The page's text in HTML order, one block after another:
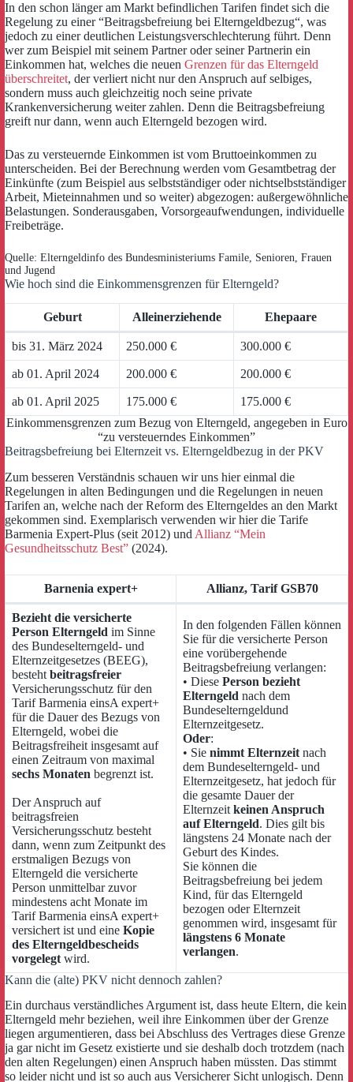
In den schon länger am Markt befindlichen Tarifen findet sich die
Regelung zu einer “Beitragsbefreiung bei Elterngeldbezug“, was
jedoch zu einer deutlichen Leistungsverschlechterung führt. Denn
wer zum Beispiel mit seinem Partner oder seiner Partnerin ein
Einkommen hat, welches die neuen Grenzen für das Elterngeld
überschreitet, der verliert nicht nur den Anspruch auf selbiges,
sondern muss auch gleichzeitig noch seine private
Krankenversicherung weiter zahlen. Denn die Beitragsbefreiung
greift nur dann, wenn auch Elterngeld bezogen wird.
Das zu versteuernde Einkommen ist vom Bruttoeinkommen zu
unterscheiden. Bei der Berechnung werden vom Gesamtbetrag der
Einkünfte (zum Beispiel aus selbstständiger oder nichtselbstständiger
Arbeit, Mieteinnahmen und so weiter) abgezogen: außergewöhnliche
Belastungen. Sonderausgaben, Vorsorgeaufwendungen, individuelle
Freibeträge.
Quelle: Elterngeldinfo des Bundesministeriums Famile, Senioren, Frauen
und Jugend
Wie hoch sind die Einkommensgrenzen für Elterngeld?
Geburt Alleinerziehende Ehepaare
bis 31. März 2024 250.000 € 300.000 €
ab 01. April 2024 200.000 € 200.000 €
ab 01. April 2025 175.000 €
175.000 €
Einkommensgrenzen zum Bezug von Elterngeld, angegeben in Euro
“zu versteuerndes Einkommen”
Beitragsbefreiung bei Elternzeit vs. Elterngeldbezug in der PKV
Zum besseren Verständnis schauen wir uns hier einmal die
Regelungen in alten Bedingungen und die Regelungen in neuen
Tarifen an, welche nach der Reform des Elterngeldes an den Markt
gekommen sind. Exemplarisch verwenden wir hier die Tarife
Barmenia Expert-Plus (seit 2012) und Allianz “Mein
Gesundheitsschutz Best” (2024).
Barnenia expert+ Allianz, Tarif GSB70
Bezieht die versicherte
Person Elterngeld im Sinne
des Bundeselterngeld- und
Elternzeitgesetzes (BEEG),
besteht beitragsfreier
Versicherungsschutz für den
Tarif Barmenia einsA expert+
für die Dauer des Bezugs von
Elterngeld, wobei die
Beitragsfreiheit insgesamt auf
einen Zeitraum von maximal
sechs Monaten begrenzt ist.
Der Anspruch auf
beitragsfreien
Versicherungsschutz besteht
dann, wenn zum Zeitpunkt des
erstmaligen Bezugs von
Elterngeld die versicherte
Person unmittelbar zuvor
mindestens acht Monate im
Tarif Barmenia einsA expert+
versichert ist und eine Kopie
des Elterngeldbescheids
vorgelegt wird.
In den folgenden Fällen können
Sie für die versicherte Person
eine vorübergehende
Beitragsbefreiung verlangen:
• Diese Person bezieht
Elterngeld nach dem
Bundeselterngeldund
Elternzeitgesetz.
Oder:
• Sie nimmt Elternzeit nach
dem Bundeselterngeld- und
Elternzeitgesetz, hat jedoch für
die gesamte Dauer der
Elternzeit keinen Anspruch
auf Elterngeld. Dies gilt bis
längstens 24 Monate nach der
Geburt des Kindes.
Sie können die
Beitragsbefreiung bei jedem
Kind, für das Elterngeld
bezogen oder Elternzeit
genommen wird, insgesamt für
längstens 6 Monate
verlangen.
Kann die (alte) PKV nicht dennoch zahlen?
Ein durchaus verständliches Argument ist, dass heute Eltern, die kein
Elterngeld mehr beziehen, weil ihre Einkommen über der Grenze
liegen argumentieren, dass bei Abschluss des Vertrages diese Grenze
ja gar nicht im Gesetz existierte und sie deshalb doch trotzdem (nach
den alten Regelungen) einen Anspruch haben müssten. Das stimmt
so leider nicht und ist so auch aus Versicherer Sicht unlogisch. Denn